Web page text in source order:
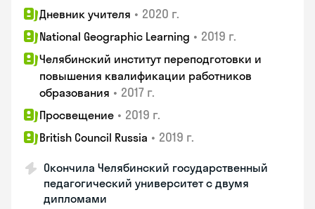
Дневник учителя • 2020 г.
National Geographic Learning • 2019 г.
Челябинский институт переподготовки и
повышения квалификации работников
образования • 2017 г.
Просвещение • 2019 г.
British Council Russia • 2019 г.
Окончила Челябинский государственный
педагогический университет с двумя
дипломами